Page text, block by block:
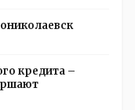
кредита –